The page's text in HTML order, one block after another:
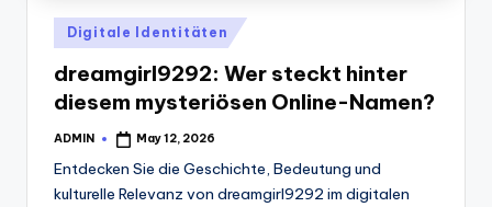
Posted
in
Digitale Identitäten
dreamgirl9292: Wer steckt hinter
diesem mysteriösen Online-Namen?
Posted
ADMIN May 12, 2026
Entdecken Sie die Geschichte, Bedeutung und
kulturelle Relevanz von dreamgirl9292 im digitalen